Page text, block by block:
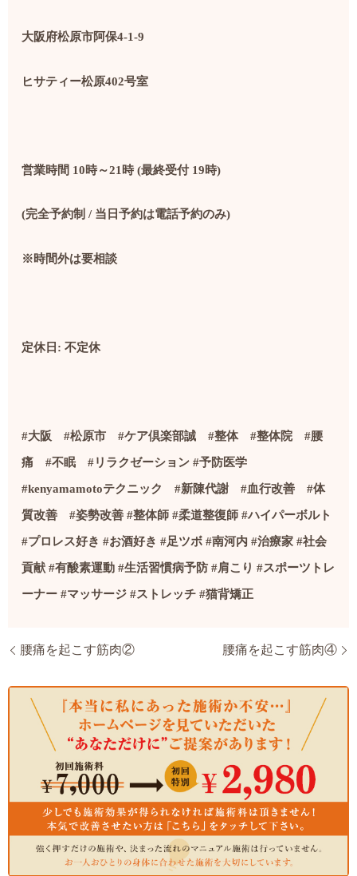
大阪府松原市阿保4-1-9
ヒサティー松原402号室
営業時間 10時～21 時 (最終受付19時)
(完全予約制 / 当日予約は電話予約のみ)
※時間外は要相談
定休日 :不定休
#大阪#松原市#ケア倶楽部誠#整体#整体院#腰
痛#不眠#リラクゼーション #予防医学
#kenyamamotoテクニック#新陳代謝#血行改善#体
質改善#姿勢改善 #整体師 #柔道整復師 #ハイパーボルト
#プロレス好き #お酒好き #足ツボ #南河内 #治療家 #社会
貢献 #有酸素運動 #生活習慣病予防 #肩こり #スポーツトレ
ーナー #マッサージ #ストレッチ #猫背矯正
腰痛を起こす筋肉② 腰痛を起こす筋肉④